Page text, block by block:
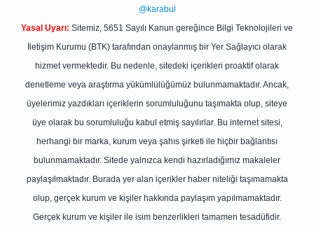
@karabul
Yasal Uyarı: Sitemiz, 5651 Sayılı Kanun gereğince Bilgi Teknolojileri ve
İletişim Kurumu (BTK) tarafından onaylanmış bir Yer Sağlayıcı olarak
hizmet vermektedir. Bu nedenle, sitedeki içerikleri proaktif olarak
denetleme veya araştırma yükümlülüğümüz bulunmamaktadır. Ancak,
üyelerimiz yazdıkları içeriklerin sorumluluğunu taşımakta olup, siteye
üye olarak bu sorumluluğu kabul etmiş sayılırlar. Bu internet sitesi,
herhangi bir marka, kurum veya şahıs şirketi ile hiçbir bağlantısı
bulunmamaktadır. Sitede yalnızca kendi hazırladığımız makaleler
paylaşılmaktadır. Burada yer alan içerikler haber niteliği taşımamakta
olup, gerçek kurum ve kişiler hakkında paylaşım yapılmamaktadır.
Gerçek kurum ve kişiler ile isim benzerlikleri tamamen tesadüfidir.